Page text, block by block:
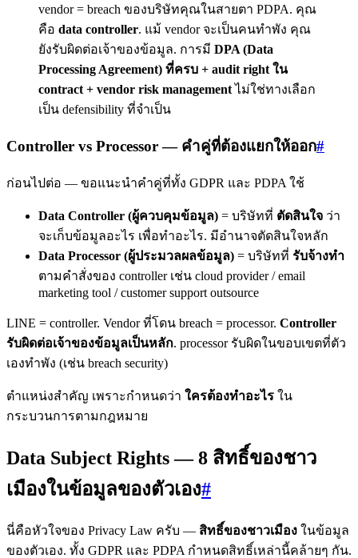
vendor = breach ของบริษัทคุณในสายตา PDPA. คุณ
คือ data controller. แม้ vendor จะเป็นคนทำพัง คุณ
ยังรับผิดต่อเจ้าของข้อมูล. การมี DPA (Data
Processing Agreement) ที่ครบ + audit right ใน
contract + vendor risk managementไม่ใช่ทางเลือก
เป็น defensibility ที่จำเป็น
Controller vs Processor — คำคู่ที่ต้องแยกให้ออก#
ก่อนไปต่อ — ขอแนะนำคำคู่ที่ทั้ง GDPR และ PDPA ใช้
Data Controller (ผู้ควบคุมข้อมูล) = บริษัทที่ ตัดสินใจ ว่า
จะเก็บข้อมูลอะไร เพื่อทำอะไร. มีอำนาจตัดสินใจหลัก
Data Processor (ผู้ประมวลผลข้อมูล) = บริษัทที่ รับจ้างทำ
ตามคำสั่งของ controller เช่น cloud provider / email
marketing tool / customer support outsource
LINE = controller. Vendor ที่โดน breach = processor. Controller
รับผิดต่อเจ้าของข้อมูลเป็นหลัก. processor รับผิดในขอบเขตที่ตัว
เองทำพัง (เช่น breach security)
ตำแหน่งสำคัญ เพราะกำหนดว่า ใครต้องทำอะไร ใน
กระบวนการตามกฎหมาย
Data Subject Rights — 8 สิทธิ์ของชาว
เมืองในข้อมูลของตัวเอง#
นี่คือหัวใจของ Privacy Law ครับ — สิทธิ์ของชาวเมือง ในข้อมูล
ของตัวเอง. ทั้ง GDPR และ PDPA กำหนดสิทธิ์เหล่านี้คล้ายๆ กัน.